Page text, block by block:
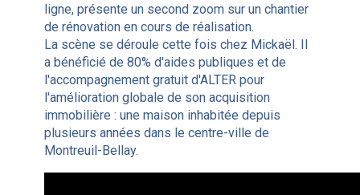
ligne, présente un second zoom sur un chantier
de rénovation en cours de réalisation.
La scène se déroule cette fois chez Mickaël. Il
a bénéficié de 80% d'aides publiques et de
l'accompagnement gratuit d'ALTER pour
l'amélioration globale de son acquisition
immobilière : une maison inhabitée depuis
plusieurs années dans le centre-ville de
Montreuil-Bellay.